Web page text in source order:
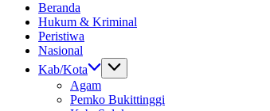
Beranda
Hukum & Kriminal
Peristiwa
Nasional
Kab/Kota
Agam
Pemko Bukittinggi